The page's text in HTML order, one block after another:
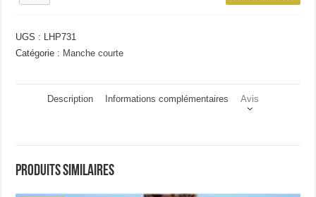
la
mode
UGS : LHP731
Catégorie : Manche courte
Description Informations complémentaires Avis
Produits similaires